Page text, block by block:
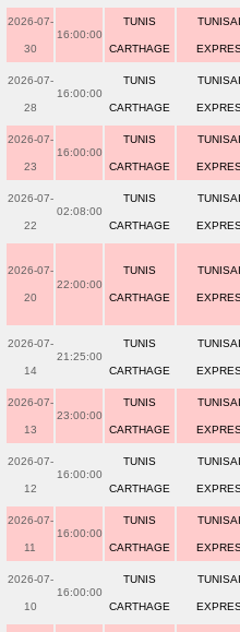
2026-07-
30
16:00:00
TUNIS
CARTHAGE
2026-07-
28
16:00:00
TUNIS
CARTHAGE
2026-07-
23
16:00:00
TUNIS
CARTHAGE
2026-07-
22
02:08:00
TUNIS
CARTHAGE
2026-07-
20
22:00:00
TUNIS
CARTHAGE
2026-07-
14
21:25:00
TUNIS
CARTHAGE
2026-07-
13
23:00:00
TUNIS
CARTHAGE
2026-07-
12
16:00:00
TUNIS
CARTHAGE
2026-07-
11
16:00:00
TUNIS
CARTHAGE
2026-07-
10
16:00:00
TUNIS
CARTHAGE